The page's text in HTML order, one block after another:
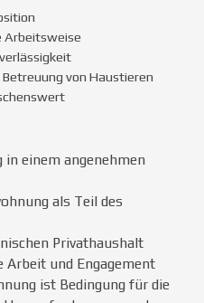
Arbeitsweise
von Haustieren
einem angenehmen
als Teil des
Privathaushalt
und Engagement
ist Bedingung für die